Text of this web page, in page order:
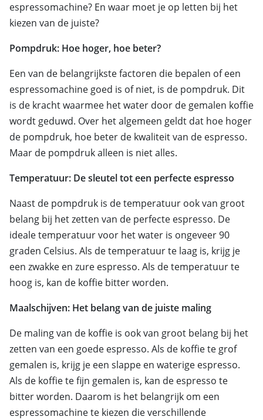
espressomachine? En waar moet je op letten bij het
kiezen van de juiste?
Pompdruk: Hoe hoger, hoe beter?
Een van de belangrijkste factoren die bepalen of een
espressomachine goed is of niet, is de pompdruk. Dit
is de kracht waarmee het water door de gemalen koffie
wordt geduwd. Over het algemeen geldt dat hoe hoger
de pompdruk, hoe beter de kwaliteit van de espresso.
Maar de pompdruk alleen is niet alles.
Temperatuur: De sleutel tot een perfecte espresso
Naast de pompdruk is de temperatuur ook van groot
belang bij het zetten van de perfecte espresso. De
ideale temperatuur voor het water is ongeveer 90
graden Celsius. Als de temperatuur te laag is, krijg je
een zwakke en zure espresso. Als de temperatuur te
hoog is, kan de koffie bitter worden.
Maalschijven: Het belang van de juiste maling
De maling van de koffie is ook van groot belang bij het
zetten van een goede espresso. Als de koffie te grof
gemalen is, krijg je een slappe en waterige espresso.
Als de koffie te fijn gemalen is, kan de espresso te
bitter worden. Daarom is het belangrijk om een
espressomachine te kiezen die verschillende